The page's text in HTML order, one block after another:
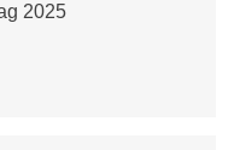
2025